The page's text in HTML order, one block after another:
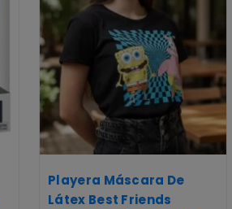
Playera Máscara De
Látex Best Friends